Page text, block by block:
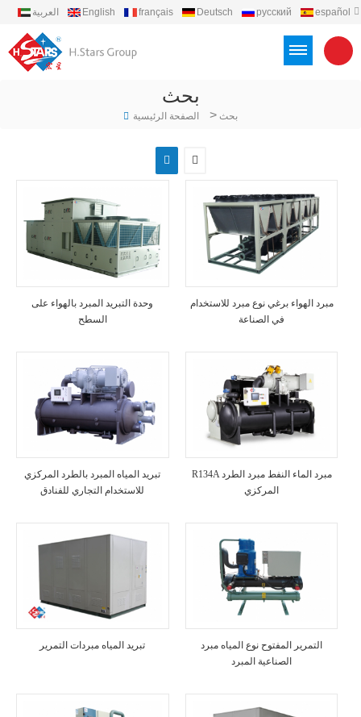
العربية English français Deutsch русский
español
بحث
الصفحة الرئيسية > بحث
وحدة التبريد المبرد بالهواء على
السطح
مبرد الهواء برغي نوع مبرد للاستخدام
في الصناعة
تبريد المياه المبرد بالطرد المركزي
للاستخدام التجاري للفنادق
R134A مبرد الماء النفط مبرد الطرد
المركزي
تبريد المياه مبردات التمرير
التمرير المفتوح نوع المياه مبرد
الصناعية المبرد